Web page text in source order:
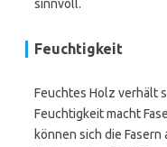
sinnvoll.
Feuchtigkeit
Feuchtes Holz verhält
Feuchtigkeit macht
können sich die